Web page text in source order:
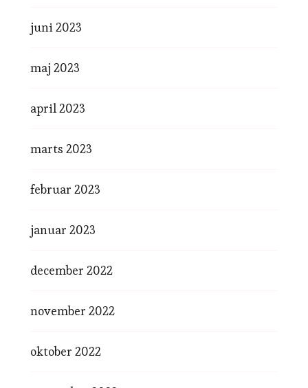
juni 2023
maj 2023
april 2023
marts 2023
februar 2023
januar 2023
december 2022
november 2022
oktober 2022